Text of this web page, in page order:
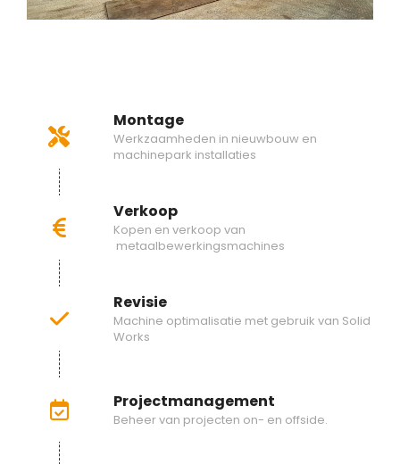
Montage
Werkzaamheden in nieuwbouw en
machinepark installaties
Verkoop
Kopen en verkoop van
metaalbewerkingsmachines
Revisie
Machine optimalisatie met gebruik van Solid
Works
Projectmanagement
Beheer van projecten on- en offside.